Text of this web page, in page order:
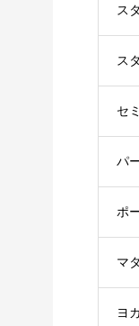
ス
ス
セ
パ
ポ
マ
ヨ